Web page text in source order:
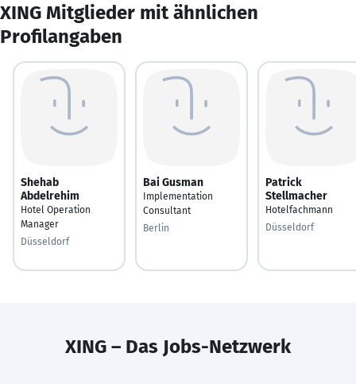
XING Mitglieder mit ähnlichen
Profilangaben
Shehab
Abdelrehim
Hotel Operation
Manager
Düsseldorf
Bai Gusman
Implementation
Consultant
Berlin
Patrick
Stellmacher
Hotelfachmann
Düsseldorf
XING – Das Jobs-Netzwerk